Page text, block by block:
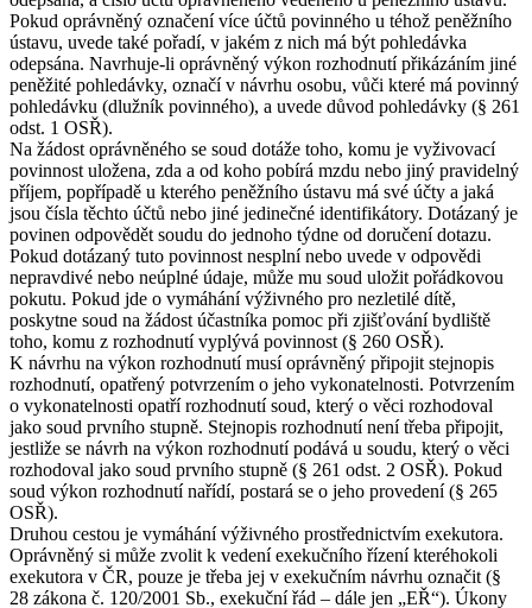
Pokud oprávněný označení více účtů povinného u téhož peněžního
ústavu, uvede také pořadí, v jakém z nich má být pohledávka
odepsána. Navrhuje-li oprávněný výkon rozhodnutí přikázáním jiné
peněžité pohledávky, označí v návrhu osobu, vůči které má povinný
pohledávku (dlužník povinného), a uvede důvod pohledávky (§ 261
odst. 1 OSŘ).
Na žádost oprávněného se soud dotáže toho, komu je vyživovací
povinnost uložena, zda a od koho pobírá mzdu nebo jiný pravidelný
příjem, popřípadě u kterého peněžního ústavu má své účty a jaká
jsou čísla těchto účtů nebo jiné jedinečné identifikátory. Dotázaný je
povinen odpovědět soudu do jednoho týdne od doručení dotazu.
Pokud dotázaný tuto povinnost nesplní nebo uvede v odpovědi
nepravdivé nebo neúplné údaje, může mu soud uložit pořádkovou
pokutu. Pokud jde o vymáhání výživného pro nezletilé dítě,
poskytne soud na žádost účastníka pomoc při zjišťování bydliště
toho, komu z rozhodnutí vyplývá povinnost (§ 260 OSŘ).
K návrhu na výkon rozhodnutí musí oprávněný připojit stejnopis
rozhodnutí, opatřený potvrzením o jeho vykonatelnosti. Potvrzením
o vykonatelnosti opatří rozhodnutí soud, který o věci rozhodoval
jako soud prvního stupně. Stejnopis rozhodnutí není třeba připojit,
jestliže se návrh na výkon rozhodnutí podává u soudu, který o věci
rozhodoval jako soud prvního stupně (§ 261 odst. 2 OSŘ). Pokud
soud výkon rozhodnutí nařídí, postará se o jeho provedení (§ 265
OSŘ).
Druhou cestou je vymáhání výživného prostřednictvím exekutora.
Oprávněný si může zvolit k vedení exekučního řízení kteréhokoli
exekutora v ČR, pouze je třeba jej v exekučním návrhu označit (§
28 zákona č. 120/2001 Sb., exekuční řád – dále jen „EŘ“). Úkony